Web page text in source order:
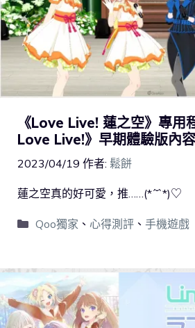
《Love Live! 蓮之空》專用
Love Live!》早期體驗版內
2023/04/19 作者: 鬆餅
蓮之空真的好可愛，推……(*´˘`*)♡
Qoo獨家 、 心得測評、 手機遊戲